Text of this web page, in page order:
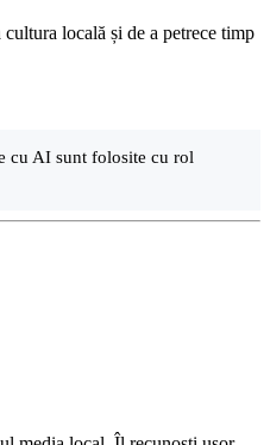
locală și de a petrece timp
cu AI sunt folosite cu rol